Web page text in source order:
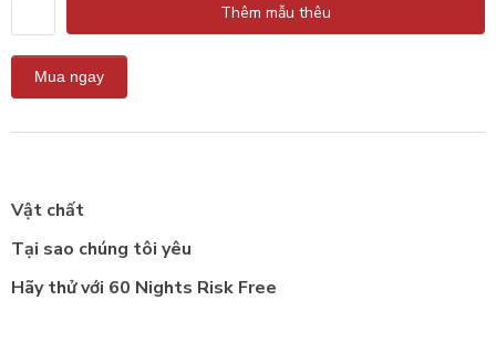
Thêm mẫu thêu
Vật chất
Tại sao chúng tôi yêu
Hãy thử với 60 Nights Risk Free